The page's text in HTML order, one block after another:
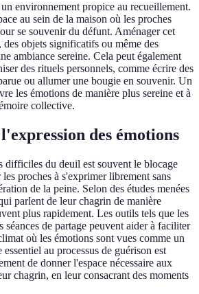
environnement propice au recueillement.
au sein de la maison où les proches
se souvenir du défunt. Aménager cet
objets significatifs ou même des
ambiance sereine. Cela peut également
des rituels personnels, comme écrire des
ou allumer une bougie en souvenir. Un
les émotions de manière plus sereine et à
collective.
des émotions
difficiles du deuil est souvent le blocage
proches à s'exprimer librement sans
de la peine. Selon des études menées
parlent de leur chagrin de manière
plus rapidement. Les outils tels que les
de partage peuvent aider à faciliter
où les émotions sont vues comme un
au processus de guérison est
de donner l'espace nécessaire aux
chagrin, en leur consacrant des moments